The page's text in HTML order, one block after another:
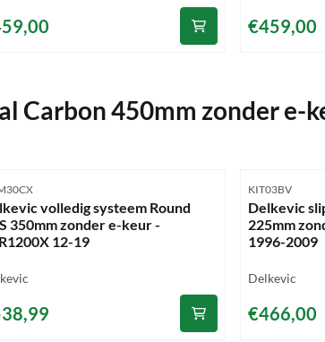
459,00 Prijs: 459,00
€459,00
Carbon 450mm zonder e-
volledig systeem Round
350mm zonder e-keur -
12-19
538,99
Artikelnummer
KIT03BV
Delkevic
225mm
1996-2009
Merk:
Delkevic
Prijs: 466,00
€466,00